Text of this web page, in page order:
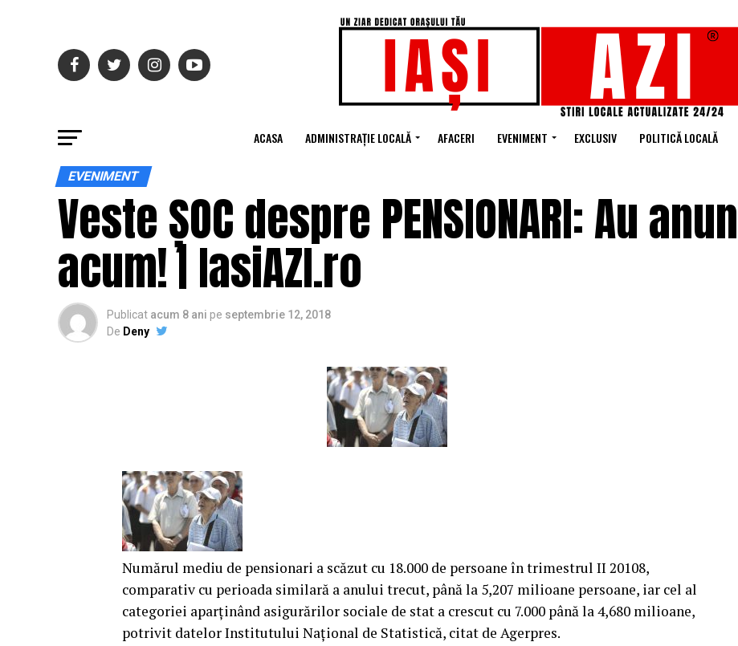
ACASA ADMINISTRAȚIE LOCALĂ AFACERI EVENIMENT EXCLUSIV POLITICĂ LOCALĂ
EVENIMENT
Veste ȘOC despre PENSIONARI: Au
acum! | IasiAZI.ro
Publicat acum 8 ani pe septembrie 12, 2018
De Deny
Numărul mediu de pensionari a scăzut cu 18.000 de persoane în trimestrul II 20108,
comparativ cu perioada similară a anului trecut, până la 5,207 milioane persoane, iar cel al
categoriei aparţinând asigurărilor sociale de stat a crescut cu 7.000 până la 4,680 milioane,
potrivit datelor Institutului Naţional de Statistică, citat de Agerpres.